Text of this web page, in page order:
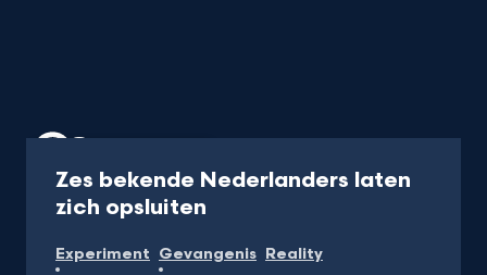
Zes bekende Nederlanders laten
zich opsluiten
op
Experiment Gevangenis Reality